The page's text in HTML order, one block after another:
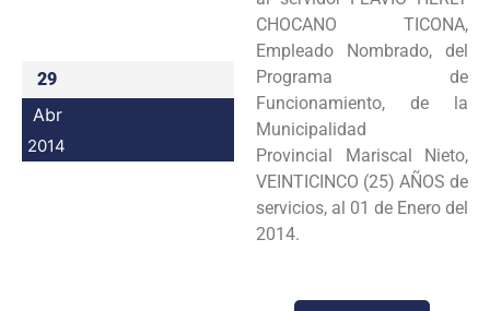
Intranet
29
Abr
2014
CHOCANO TICONA,
Empleado Nombrado, del
Programa de
Funcionamiento, de la
Municipalidad
Provincial Mariscal Nieto,
VEINTICINCO (25) AÑOS de
servicios, al 01 de Enero del
2014.